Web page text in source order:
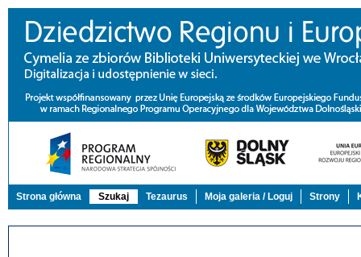
Strona główna Szukaj Tezaurus Moja galeria / Loguj Strony